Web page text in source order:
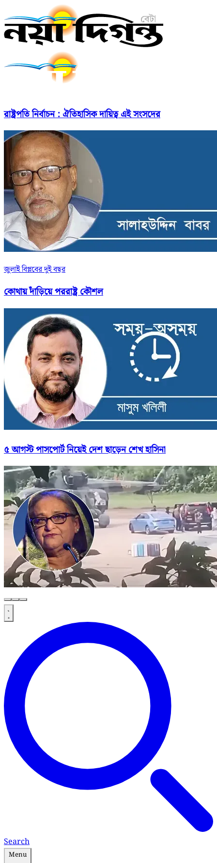
রাষ্ট্রপতি নির্বাচন : ঐতিহাসিক দায়িত্ব এই সংসদের
জুলাই বিপ্লবের দুই বছর
কোথায় দাঁড়িয়ে পররাষ্ট্র কৌশল
৫ আগস্ট পাসপোর্ট নিয়েই দেশ ছাড়েন শেখ হাসিনা
Search
Menu